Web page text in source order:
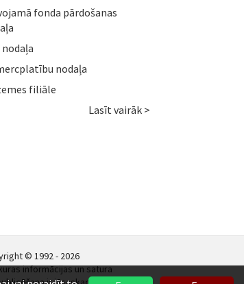
fonda pārdošanas
nodaļa
filiāle
Lasīt vairāk >
© 1992 - 2026
informācijas un satura